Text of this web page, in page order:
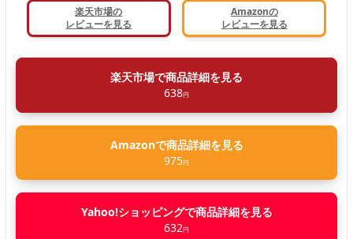
楽天市場の
レビューを見る
Amazonの
レビューを見る
楽天市場で商品詳細を見る
638円
Amazonで商品詳細を見る
975円
Yahoo!ショッピングで商品詳細を見る
632円